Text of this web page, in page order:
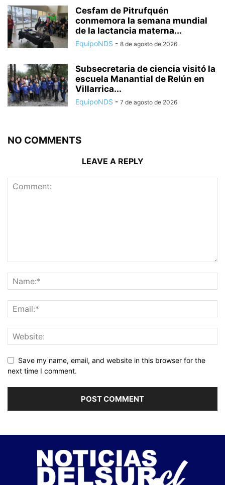
Cesfam de Pitrufquén
conmemora la semana mundial
de la lactancia materna...
EquipoNDS - 8 de agosto de 2026
Subsecretaria de ciencia visitó la
escuela Manantial de Relún en
Villarrica...
EquipoNDS - 7 de agosto de 2026
NO COMMENTS
LEAVE A REPLY
Save my name, email, and website in this browser for the
next time I comment.